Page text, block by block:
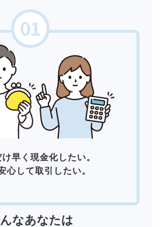
早く現金化したい。
心して取引したい。
なあなたは